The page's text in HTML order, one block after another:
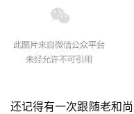
还记得有一次跟随老和